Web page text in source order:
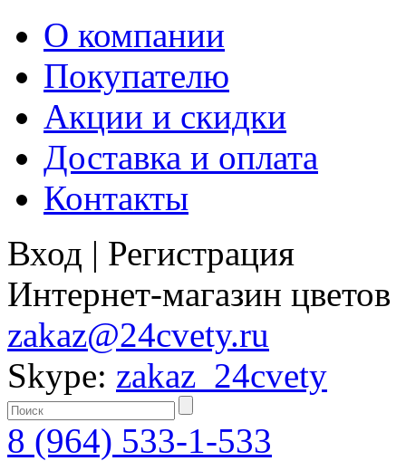
О компании
Покупателю
Акции и скидки
Доставка и оплата
Контакты
Вход | Регистрация
Интернет-магазин цветов
zakaz@24cvety.ru
Skype: zakaz_24cvety
8 (964) 533-1-533